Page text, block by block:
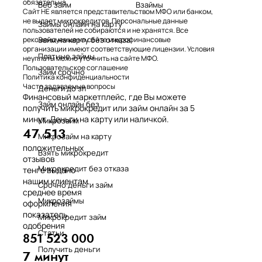
Веб займ
Взаймы
Займы онлайн на карту
Займ на карту без отказа
Платные займы
Займ срочно
Деньги до зп
Займ онлайн без
Микрозайм
Микрозайм на карту
Взять микрокредит
Микрокредит без отказа
Срочно деньги займ
Микрозаймы
Микрокредит займ
Статьи
Получить деньги
обязательна.
Сайт НЕ является представительством МФО или банком,
не выдает микрокредитов. Персональные данные
пользователей не собираются и не хранятся. Все
рекомендуемые на сайте микрофинансовые
организации имеют соответствующие лицензии. Условия
неуплаты можно уточнить на сайте МФО.
Пользовательское соглашение
Политика конфиденциальности
Часто задаваемые вопросы
Финансовый маркетплейс, где Вы можете
получить микрокредит или займ онлайн за 5
минут. Деньги на карту или наличкой.
47 513
положительных
отзывов
тенге выдано
нашим клиентам
среднее время
оформления
показатель
одобрения
851 523 000
7 минут